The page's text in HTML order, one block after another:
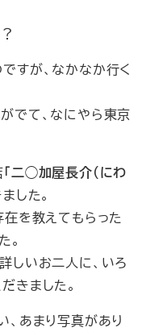
すが、なかなか行く
でて、なにやら東京
「二◯加屋長介（にわ
した。
在を教えてもらった
。
しいお二人に、いろ
きました。
、あまり写真があり